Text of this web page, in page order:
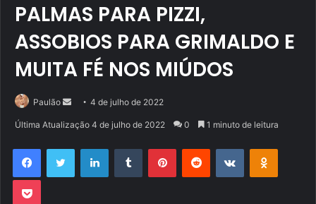
PALMAS PARA PIZZI,
ASSOBIOS PARA GRIMALDO E
MUITA FÉ NOS MIÚDOS
Paulão
Mande
mail
4 de julho de 2022
Última Atualização 4 de julho de 2022 0 1 minuto de leitura
FacebookTwitter LinkedinTumblr PinterestReddit VK OK
Pocket